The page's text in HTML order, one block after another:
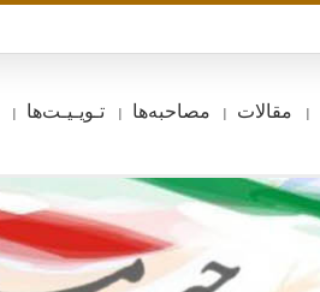
مقالات مصاحبه‌ها تـویـیـت‌ها